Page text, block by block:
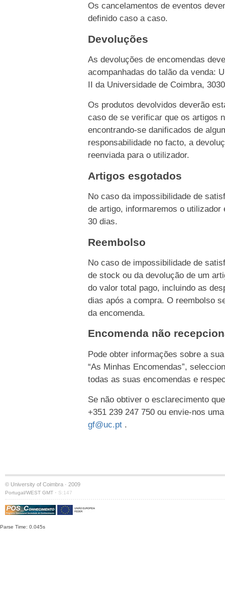
Os cancelamentos de eventos
definido caso a caso.
Devoluções
As devoluções de encomendas
acompanhadas do talão da venda:
II da Universidade de Coimbra,
Os produtos devolvidos deverão
caso de se verificar que os artigos
encontrando-se danificados de
responsabilidade no facto, a
reenviada para o utilizador.
Artigos esgotados
No caso da impossibilidade de
de artigo, informaremos o
30 dias.
Reembolso
No caso de impossibilidade de
de stock ou da devolução de um
do valor total pago, incluindo as
dias após a compra. O reembolso
da encomenda.
Encomenda não
Pode obter informações sobre a
“As Minhas Encomendas”,
todas as suas encomendas e
Se não obtiver o esclarecimento
+351 239 247 750 ou envie-nos
gf@uc.pt .
© University of Coimbra · 2009
Portugal/WEST GMT · S:147
Parse Time: 0.045s